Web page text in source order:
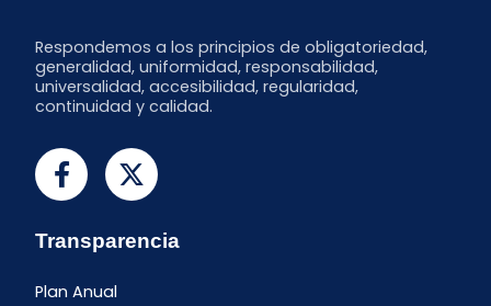
Respondemos a los principios de obligatoriedad,
generalidad, uniformidad, responsabilidad,
universalidad, accesibilidad, regularidad,
continuidad y calidad.
Transparencia
Plan Anual